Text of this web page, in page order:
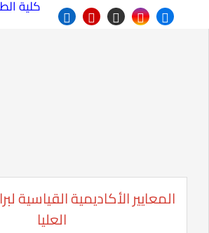
المعايير الأكاديمية القياسية
العليا